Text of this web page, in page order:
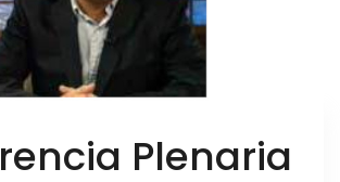
Plenaria